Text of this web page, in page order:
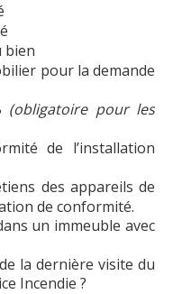
bien
pour la demande
(obligatoire pour les
de l’installation
des appareils de
de conformité.
un immeuble avec
la dernière visite du
Incendie ?